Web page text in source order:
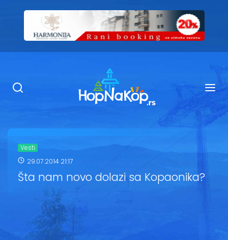
Ugostiteljstvo
Kop Info
Vesti
29.07.2014 21:17
Šta nam novo dolazi sa Kopaonika?